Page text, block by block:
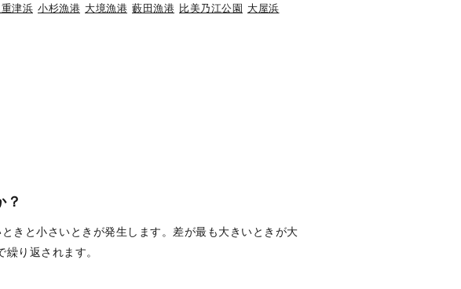
重津浜 小杉漁港 大境漁港 藪田漁港 比美乃江公園 大屋浜
？
きと小さいときが発生します。差が最も大きいときが大
り返されます。